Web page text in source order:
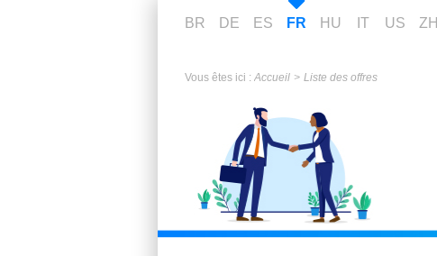
BR DE ES FR HU IT US ZH
Vous êtes ici : Accueil Liste des offres